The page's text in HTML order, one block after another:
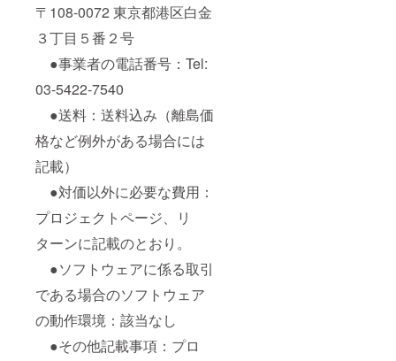
〒108-0072 東京都港区白金
３丁目５番２号
●事業者の電話番号：Tel:
03-5422-7540
●送料：送料込み（離島価
格など例外がある場合には
記載）
●対価以外に必要な費用：
プロジェクトページ、リ
ターンに記載のとおり。
●ソフトウェアに係る取引
である場合のソフトウェア
の動作環境：該当なし
●その他記載事項：プロ